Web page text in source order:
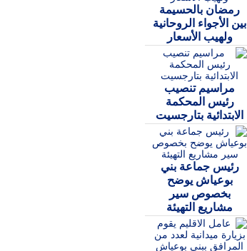
رمضان بالحسيمة
بين الأجواء الروحانية
ولهيب الأسعار
مراسيم تنصيب
رئيس المحكمة
الابتدائية بتارجسيت
رئيس جماعة بني
بوعياش يوضح
بخصوص سير
مشاريع التهيئة